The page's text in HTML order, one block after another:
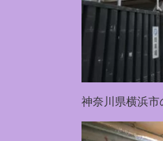
神奈川県横浜市